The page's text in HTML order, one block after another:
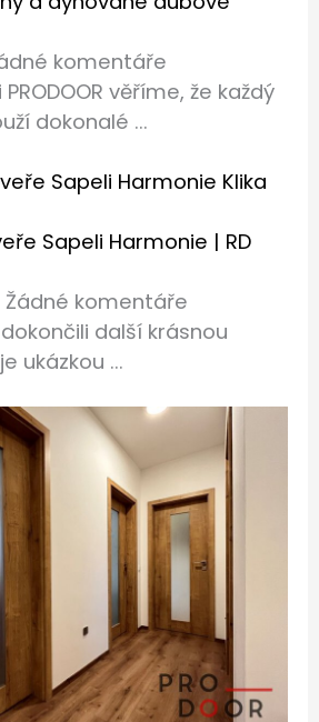
komentáře
věříme, že každý
dokonalé ...
Sapeli Harmonie | RD
Žádné komentáře
další krásnou
ukázkou ...